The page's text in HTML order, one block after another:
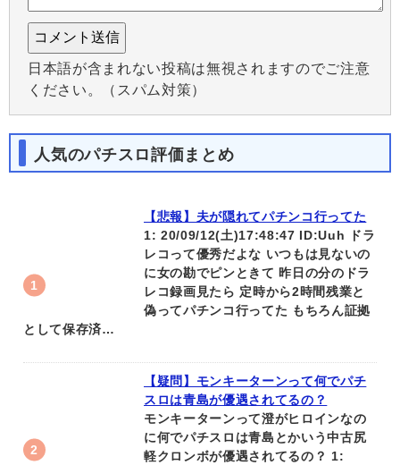
日本語が含まれない投稿は無視されますのでご注意
ください。（スパム対策）
人気のパチスロ評価まとめ
【悲報】夫が隠れてパチンコ行ってた
1: 20/09/12(土)17:48:47 ID:Uuh ドラ
レコって優秀だよな いつもは見ないの
に女の勘でピンときて 昨日の分のドラ
レコ録画見たら 定時から2時間残業と
偽ってパチンコ行ってた もちろん証拠
として保存済…
【疑問】モンキーターンって何でパチ
スロは青島が優遇されてるの？
モンキーターンって澄がヒロインなの
に何でパチスロは青島とかいう中古尻
軽クロンボが優遇されてるの？ 1: